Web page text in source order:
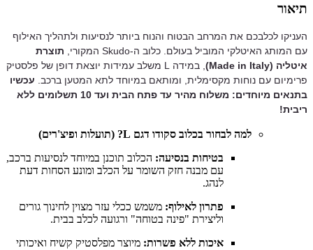
תיאור
העניקו לכלבכם את המרחב הבטוח והנוח ביותר לנסיעות ולתהליך האילוף
עם המותג האיטלקי המוביל בעולם. כלוב ה-Skudo המקורי,
תוצרת
איטליה (Made in Italy)
, במידה L משלב עמידות יוצאת דופן של פלסטיק
פרימיום עם נוחות מקסימלית, ומותאם במיוחד לתא המטען ברכב. עכשיו
בתנאים מיוחדים: משלוח מהיר עד פתח הבית ועד 10 תשלומים ללא
ריבית!
למה לבחור בכלוב סקודו דגם L? (תועלות ופיצ'רים)
בטיחות בנסיעה: הכלוב תוכנן במיוחד לנסיעות ברכב,
עם מבנה חזק השומר על הכלב ומונע הסחות דעת
לנהג.
פתרון לאילוף: משמש ככלי עזר מצוין לחינוך גורים
וליצירת "פינה בטוחה" ורגועה לכלב בבית.
איכות ללא פשרות: מיוצר מפלסטיק קשיח ואיכותי